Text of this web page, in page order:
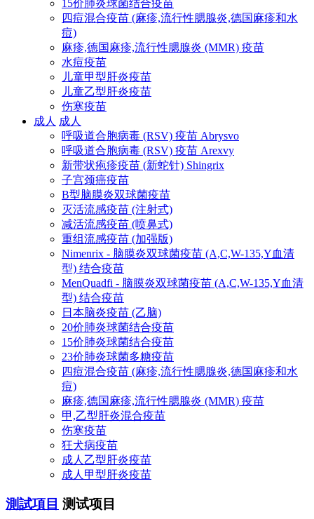
15价肺炎球菌结合疫苗
四痘混合疫苗 (麻疹,流行性腮腺炎,德国麻疹和水
痘)
麻疹,德国麻疹,流行性腮腺炎 (MMR) 疫苗
水痘疫苗
儿童甲型肝炎疫苗
儿童乙型肝炎疫苗
伤寒疫苗
成人 成人
呼吸道合胞病毒 (RSV) 疫苗 Abrysvo
呼吸道合胞病毒 (RSV) 疫苗 Arexvy
新带状疱疹疫苗 (新蛇针) Shingrix
子宫颈癌疫苗
B型脑膜炎双球菌疫苗
灭活流感疫苗 (注射式)
减活流感疫苗 (喷鼻式)
重组流感疫苗 (加强版)
Nimenrix - 脑膜炎双球菌疫苗 (A,C,W-135,Y血清
型) 结合疫苗
MenQuadfi - 脑膜炎双球菌疫苗 (A,C,W-135,Y血清
型) 结合疫苗
日本脑炎疫苗 (乙脑)
20价肺炎球菌结合疫苗
15价肺炎球菌结合疫苗
23价肺炎球菌多糖疫苗
四痘混合疫苗 (麻疹,流行性腮腺炎,德国麻疹和水
痘)
麻疹,德国麻疹,流行性腮腺炎 (MMR) 疫苗
甲,乙型肝炎混合疫苗
伤寒疫苗
狂犬病疫苗
成人乙型肝炎疫苗
成人甲型肝炎疫苗
測試項目 测试项目